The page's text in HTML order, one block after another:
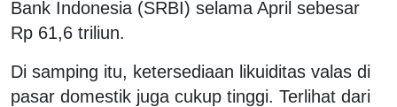
Bank Indonesia (SRBI) selama April sebesar
Rp 61,6 triliun.
Di samping itu, ketersediaan likuiditas valas di
pasar domestik juga cukup tinggi. Terlihat dari